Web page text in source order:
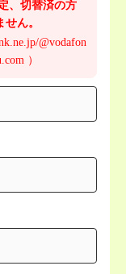
、切替済の方
ん。
@vodafon
）